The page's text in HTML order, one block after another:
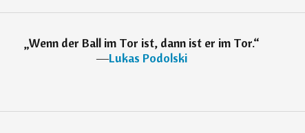
„Wenn der Ball im Tor ist, dann ist er im Tor.“
―Lukas Podolski